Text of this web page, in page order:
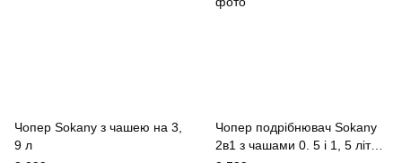
Чопер Sokany з чашею на 3,
9 л
Чопер подрібнювач Sokany
2в1 з чашами 0. 5 і 1, 5 літри